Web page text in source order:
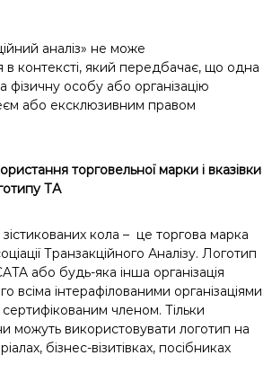
аналіз» не може
в контексті, який передбачає, що одна
фізичну особу або організацію
або ексклюзивним правом
торговельної марки і вказівки
ТА
кола – це торгова марка
Транзакційного Аналізу. Логотип
або будь-яка інша організація
всіма інтерафілованими організаціями
членом. Тільки
можуть використовувати логотип на
бізнес-візитівках, посібниках